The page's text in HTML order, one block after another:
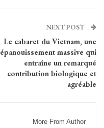
NEXT POST
Le cabaret du Vietnam, une
épanouissement massive qui
entraîne un remarqué
contribution biologique et
agréable
More From Author